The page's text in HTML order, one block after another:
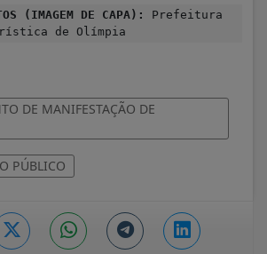
(IMAGEM DE CAPA):
Prefeitura
de Olímpia
DE MANIFESTAÇÃO DE
PÚBLICO